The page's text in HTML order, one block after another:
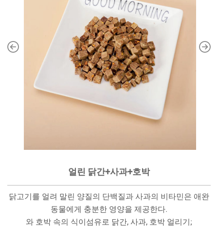
얼린 닭간+사과+호박
닭고기를 얼려 말린 양질의 단백질과 사과의 비타민은 애완
동물에게 충분한 영양을 제공한다.
와 호박 속의 식이섬유로 닭간, 사과, 호박 얼리기;